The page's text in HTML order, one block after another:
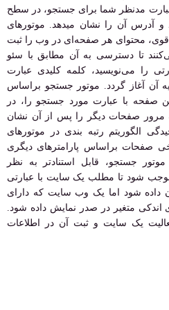
مدنظر شما برای جستجو، در سطح
آدرس آن را نشان میدهد. موتورهای
قوی، محتوای هر صفحه‌ای در وب را ثبت
تا دسترسی به آن مطابق با سئو
را می‌نویسید، کلمه کلیدی عبارت
آن آغاز گردد. موتور جستجو براساس
صفحه با عبارت مورد جستجو را، در
مرور صفحات دیگر را پس از آن نشان
الگوریتم رتبه بندی در موتورهای
صفحات براساس پارامترهای دیگری
جستجو، قابل استنادتر به نظر
شود تا مطلب یک سایت با عبارتی
داده شود اما یک وب سایت که دارای
اندکی متغیر در صدر نمایش داده شود.
یک سایت و ثبت آن در اطلاعات